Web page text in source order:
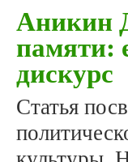
Аникин
памяти:
дискурс
Статья